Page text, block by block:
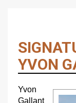
YVON
Yvon
Gallant